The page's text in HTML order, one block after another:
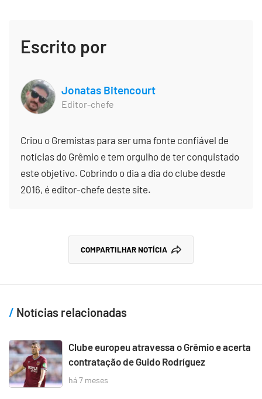
Escrito por
Jonatas Bitencourt
Editor-chefe
Criou o Gremistas para ser uma fonte confiável de
notícias do Grêmio e tem orgulho de ter conquistado
este objetivo. Cobrindo o dia a dia do clube desde
2016, é editor-chefe deste site.
COMPARTILHAR NOTÍCIA
Notícias relacionadas
Clube europeu atravessa o Grêmio e acerta
contratação de Guido Rodríguez
há 7 meses